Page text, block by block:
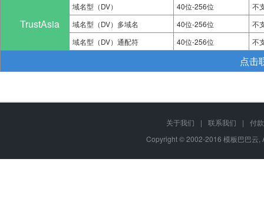
TrustAsia
域名型（DV） 40位-256位
不
域名型（DV）多域名
40位-256位
不
域名型（DV）通配符
40位-256位 不
点击
关于我们 | 联系我们 |
付
Copyright © 2002-2016 模板巴巴云